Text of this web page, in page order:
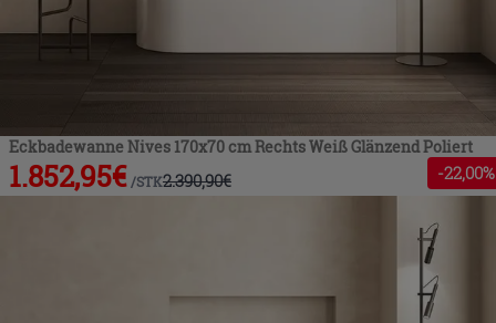
Eckbadewanne Nives 170x70 cm Rechts Weiß Glänzend Poliert
1.852,95€ /STK2.390,90€ -22,00%